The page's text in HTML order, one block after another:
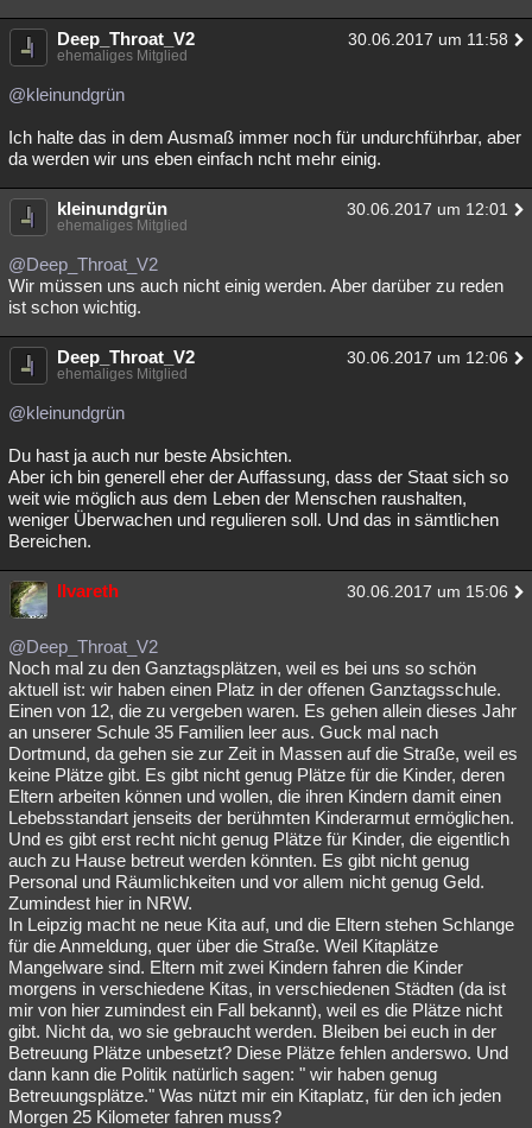
Deep_Throat_V2 30.06.2017 um 11:58
ehemaliges Mitglied
@kleinundgrün
Ich halte das in dem Ausmaß immer noch für undurchführbar, aber
da werden wir uns eben einfach ncht mehr einig.
kleinundgrün 30.06.2017 um 12:01
ehemaliges Mitglied
@Deep_Throat_V2
Wir müssen uns auch nicht einig werden. Aber darüber zu reden
ist schon wichtig.
Deep_Throat_V2 30.06.2017 um 12:06
ehemaliges Mitglied
@kleinundgrün
Du hast ja auch nur beste Absichten.
Aber ich bin generell eher der Auffassung, dass der Staat sich so
weit wie möglich aus dem Leben der Menschen raushalten,
weniger Überwachen und regulieren soll. Und das in sämtlichen
Bereichen.
Ilvareth 30.06.2017 um 15:06
@Deep_Throat_V2
Noch mal zu den Ganztagsplätzen, weil es bei uns so schön
aktuell ist: wir haben einen Platz in der offenen Ganztagsschule.
Einen von 12, die zu vergeben waren. Es gehen allein dieses Jahr
an unserer Schule 35 Familien leer aus. Guck mal nach
Dortmund, da gehen sie zur Zeit in Massen auf die Straße, weil es
keine Plätze gibt. Es gibt nicht genug Plätze für die Kinder, deren
Eltern arbeiten können und wollen, die ihren Kindern damit einen
Lebebsstandart jenseits der berühmten Kinderarmut ermöglichen.
Und es gibt erst recht nicht genug Plätze für Kinder, die eigentlich
auch zu Hause betreut werden könnten. Es gibt nicht genug
Personal und Räumlichkeiten und vor allem nicht genug Geld.
Zumindest hier in NRW.
In Leipzig macht ne neue Kita auf, und die Eltern stehen Schlange
für die Anmeldung, quer über die Straße. Weil Kitaplätze
Mangelware sind. Eltern mit zwei Kindern fahren die Kinder
morgens in verschiedene Kitas, in verschiedenen Städten (da ist
mir von hier zumindest ein Fall bekannt), weil es die Plätze nicht
gibt. Nicht da, wo sie gebraucht werden. Bleiben bei euch in der
Betreuung Plätze unbesetzt? Diese Plätze fehlen anderswo. Und
dann kann die Politik natürlich sagen: " wir haben genug
Betreuungsplätze." Was nützt mir ein Kitaplatz, für den ich jeden
Morgen 25 Kilometer fahren muss?